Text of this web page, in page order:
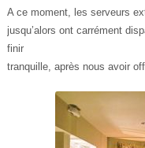
A ce moment, les serveurs
jusqu’alors ont carrément
finir
tranquille, après nous avoir